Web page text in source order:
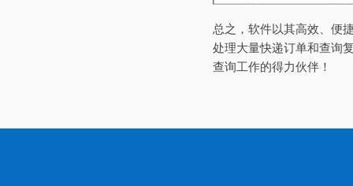
总之，软件以其高效、便
处理大量快递订单和查询
查询工作的得力伙伴！